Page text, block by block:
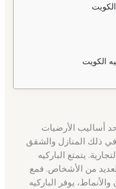
الكويت
أساليب الأرضيات
ذلك المنازل والشقق
يتمتع الباركيه
من الأشخاص. فمع
يوفر الباركيه